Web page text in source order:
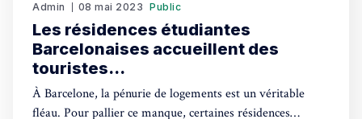
Admin 08 mai 2023 Public
Les résidences étudiantes
Barcelonaises accueillent des
touristes…
À Barcelone, la pénurie de logements est un véritable
fléau. Pour pallier ce manque, certaines résidences